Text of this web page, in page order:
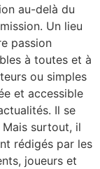
au-delà du
Un lieu
passion
à toutes et à
ou simples
et accessible
Il se
surtout, il
rédigés par les
joueurs et